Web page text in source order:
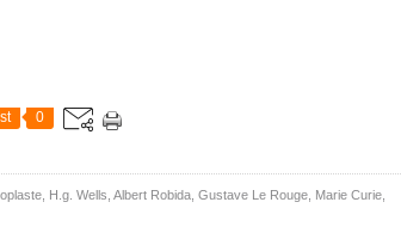
0
H.g. Wells Albert Robida Gustave Le Rouge Marie Curie